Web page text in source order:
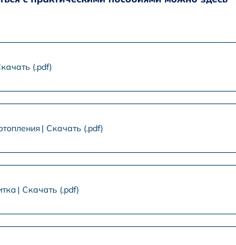
(.pdf)
Скачать (.pdf)
Скачать (.pdf)